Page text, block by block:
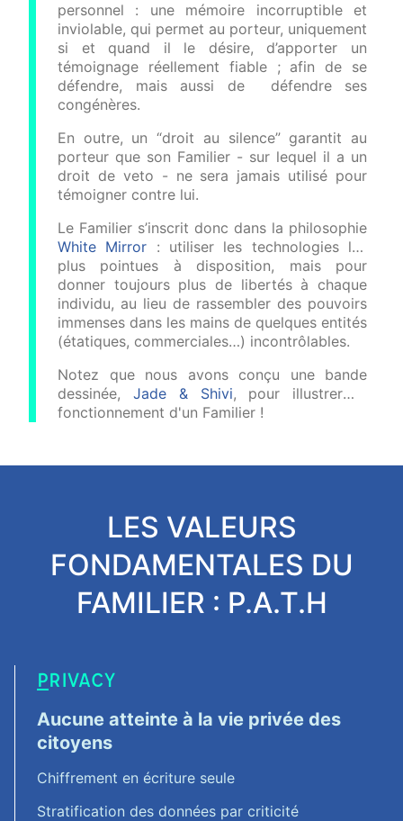
personnel : une mémoire incorruptible et
inviolable, qui permet au porteur, uniquement
si et quand il le désire, d’apporter un
témoignage réellement fiable ; afin de se
défendre, mais aussi de défendre ses
congénères.
En outre, un “droit au silence” garantit au
porteur que son Familier - sur lequel il a un
droit de veto - ne sera jamais utilisé pour
témoigner contre lui.
Le Familier s’inscrit donc dans la philosophie
White Mirror : utiliser les technologies les
plus pointues à disposition, mais pour
donner toujours plus de libertés à chaque
individu, au lieu de rassembler des pouvoirs
immenses dans les mains de quelques entités
(étatiques, commerciales…) incontrôlables.
Notez que nous avons conçu une bande
dessinée, Jade & Shivi, pour illustrer le
fonctionnement d'un Familier !
LES VALEURS
FONDAMENTALES DU
FAMILIER : P.A.T.H
PRIVACY
Aucune atteinte à la vie privée des
citoyens
Chiffrement en écriture seule
Stratification des données par criticité